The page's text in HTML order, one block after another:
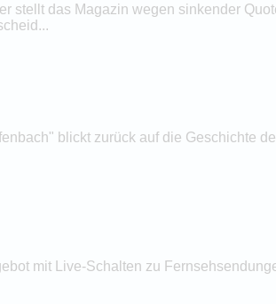
stellt das Magazin wegen sinkender
blickt zurück auf die Geschichte
mit Live-Schalten zu